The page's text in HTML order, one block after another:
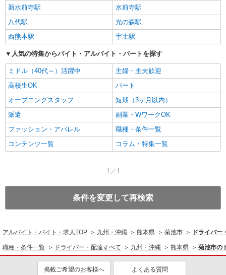
新水前寺駅
水前寺駅
八代駅
光の森駅
西熊本駅
宇土駅
人気の特集からバイト・アルバイト・パートを探す
ミドル（40代～）活躍中
主婦・主夫歓迎
高校生OK
パート
オープニングスタッフ
短期（3ヶ月以内）
派遣
副業・WワークOK
ファッション・アパレル
職種・条件一覧
コンテンツ一覧
コラム・特集一覧
1／1
条件を変更して再検索
アルバイト・バイト・求人TOP 九州・沖縄 熊本県 菊池市 ドライバ
職種・条件一覧 ドライバー・配達すべて 九州・沖縄 熊本県 菊池市の
掲載ご希望のお客様へ よくある質問